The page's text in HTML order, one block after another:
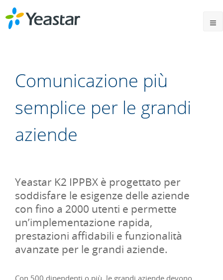
Comunicazione più
semplice per le grandi
aziende
Yeastar K2 IPPBX è progettato per
soddisfare le esigenze delle aziende
con fino a 2000 utenti e permette
un’implementazione rapida,
prestazioni affidabili e funzionalità
avanzate per le grandi aziende.
Con 500 dipendenti o più, le grandi aziende devono